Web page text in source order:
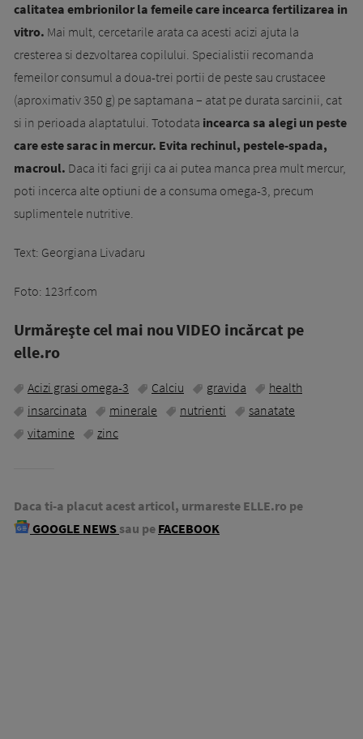
calitatea embrionilor la femeile care incearca fertilizarea in
vitro. Mai mult, cercetarile arata ca acesti acizi ajuta la
cresterea si dezvoltarea copilului. Specialistii recomanda
femeilor consumul a doua-trei portii de peste sau crustacee
(aproximativ 350 g) pe saptamana – atat pe durata sarcinii, cat
si in perioada alaptatului. Totodata incearca sa alegi un peste
care este sarac in mercur. Evita rechinul, pestele-spada,
macroul. Daca iti faci griji ca ai putea manca prea mult mercur,
poti incerca alte optiuni de a consuma omega-3, precum
suplimentele nutritive.
Text: Georgiana Livadaru
Foto: 123rf.com
Urmăreşte cel mai nou VIDEO incărcat pe
elle.ro
Acizi grasi omega-3 Calciu gravida
health
insarcinata
minerale nutrienti
sanatate
vitamine
zinc
Daca ti-a placut acest articol, urmareste ELLE.ro pe
GOOGLE NEWS sau pe FACEBOOK